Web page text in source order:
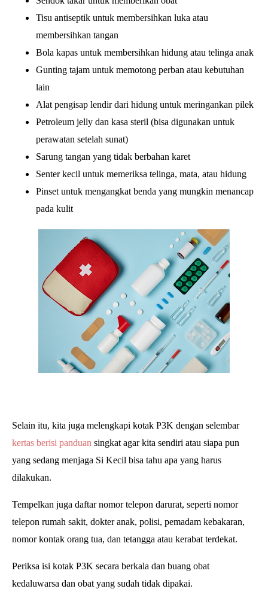
Tisu antiseptik untuk membersihkan luka atau
membersihkan tangan
Bola kapas untuk membersihkan hidung atau telinga anak
Gunting tajam untuk memotong perban atau kebutuhan
lain
Alat pengisap lendir dari hidung untuk meringankan pilek
Petroleum jelly dan kasa steril (bisa digunakan untuk
perawatan setelah sunat)
Sarung tangan yang tidak berbahan karet
Senter kecil untuk memeriksa telinga, mata, atau hidung
Pinset untuk mengangkat benda yang mungkin menancap
pada kulit
Selain itu, kita juga melengkapi kotak P3K dengan selembar
kertas berisi panduan singkat agar kita sendiri atau siapa pun
yang sedang menjaga Si Kecil bisa tahu apa yang harus
dilakukan.
Tempelkan juga daftar nomor telepon darurat, seperti nomor
telepon rumah sakit, dokter anak, polisi, pemadam kebakaran,
nomor kontak orang tua, dan tetangga atau kerabat terdekat.
Periksa isi kotak P3K secara berkala dan buang obat
kedaluwarsa dan obat yang sudah tidak dipakai.